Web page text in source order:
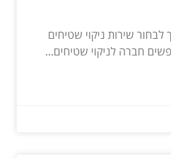
לבחור שירות ניקוי שטיחים
חברה לניקוי שטיחים...